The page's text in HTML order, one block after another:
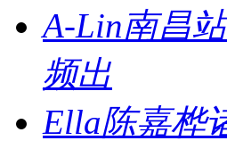
A-Lin南昌
频出
Ella陈嘉桦